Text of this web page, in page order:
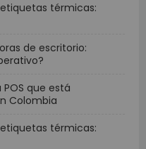
térmicas:
de escritorio:
POS que está
Colombia
térmicas: